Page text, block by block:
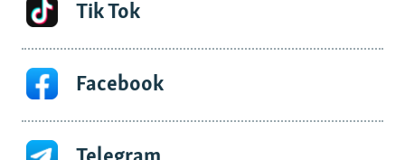
Tik Tok
Facebook